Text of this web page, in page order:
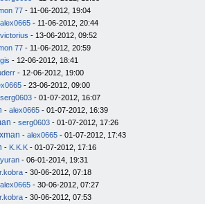
77 - 11-06-2012, 19:04
alex0665 - 11-06-2012, 20:44
victorius - 13-06-2012, 09:52
77 - 11-06-2012, 20:59
- 12-06-2012, 18:41
- 12-06-2012, 19:00
- 23-06-2012, 09:00
serg0603 - 01-07-2012, 16:07
- alex0665 - 01-07-2012, 16:39
- serg0603 - 01-07-2012, 17:26
- alex0665 - 01-07-2012, 17:43
- K.K.K - 01-07-2012, 17:16
yuran - 06-01-2014, 19:31
- 30-06-2012, 07:18
alex0665 - 30-06-2012, 07:27
- 30-06-2012, 07:53